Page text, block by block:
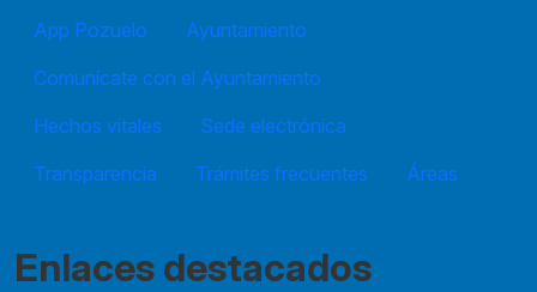
App Pozuelo
Ayuntamiento
Comunícate con el Ayuntamiento
Hechos vitales
Sede electrónica
Transparencia
Trámites frecuentes Áreas
Enlaces destacados